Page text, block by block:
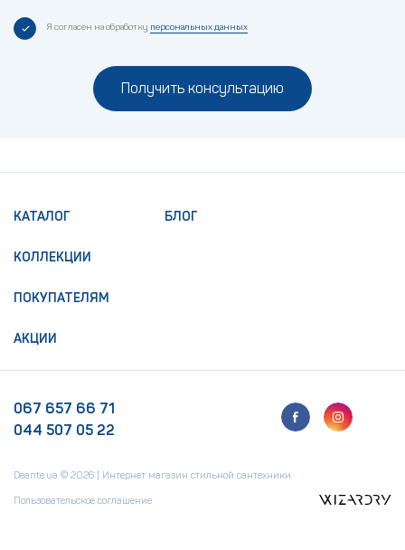
Я согласен на обработку персональных данных
Получить консультацию
КАТАЛОГ
КОЛЛЕКЦИИ
ПОКУПАТЕЛЯМ
АКЦИИ
БЛОГ
067 657 66 71
044 507 05 22
Deante.ua © 2026 | Интернет магазин стильной сантехники
Пользовательское соглашение